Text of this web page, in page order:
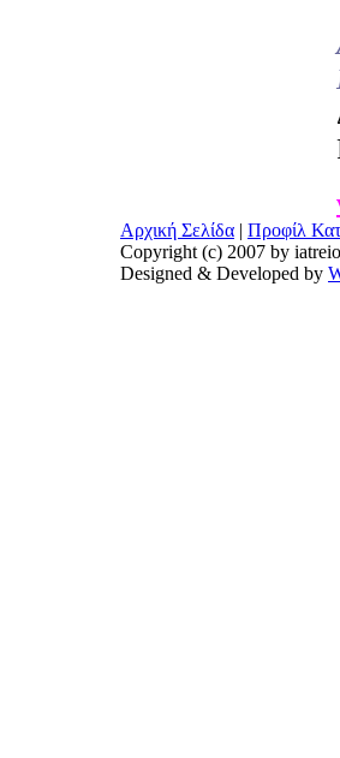
Αρχική Σελίδα | Προφίλ
Copyright (c) 2007 by
Designed & Developed by